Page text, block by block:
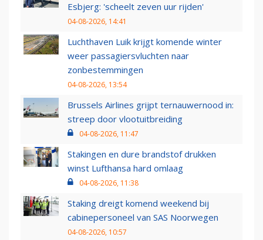
Esbjerg: 'scheelt zeven uur rijden'
04-08-2026, 14:41
Luchthaven Luik krijgt komende winter
weer passagiersvluchten naar
zonbestemmingen
04-08-2026, 13:54
Brussels Airlines grijpt ternauwernood in:
streep door vlootuitbreiding
04-08-2026, 11:47
Stakingen en dure brandstof drukken
winst Lufthansa hard omlaag
04-08-2026, 11:38
Staking dreigt komend weekend bij
cabinepersoneel van SAS Noorwegen
04-08-2026, 10:57